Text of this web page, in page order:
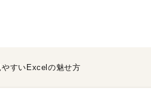
やすいExcelの魅せ方